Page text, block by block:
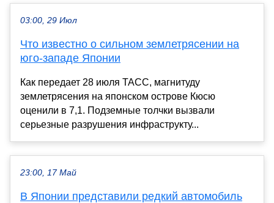
03:00, 29 Июл
Что известно о сильном землетрясении на
юго-западе Японии
Как передает 28 июля ТАСС, магнитуду
землетрясения на японском острове Кюсю
оценили в 7,1. Подземные толчки вызвали
серьезные разрушения инфраструкту...
23:00, 17 Май
В Японии представили редкий автомобиль